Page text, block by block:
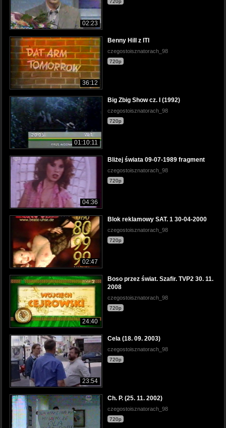
02:23
720p
36:12
Benny Hill z ITI
czegostoisznatorach_98
720p
01:10:11
Big Zbig Show cz. I (1992)
czegostoisznatorach_98
720p
04:36
Bliżej świata 09-07-1989 fragment
czegostoisznatorach_98
720p
02:47
Blok reklamowy SAT. 1 30-04-2000
czegostoisznatorach_98
720p
24:40
Boso przez świat. Szafir. TVP2 30. 11.
2008
czegostoisznatorach_98
720p
23:54
Cela (18. 09. 2003)
czegostoisznatorach_98
720p
Ch. P. (25. 11. 2002)
czegostoisznatorach_98
720p